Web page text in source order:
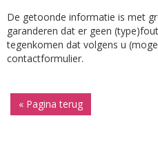
De getoonde informatie is met
garanderen dat er geen
tegenkomen dat volgens u
contactformulier.
« Pagina terug